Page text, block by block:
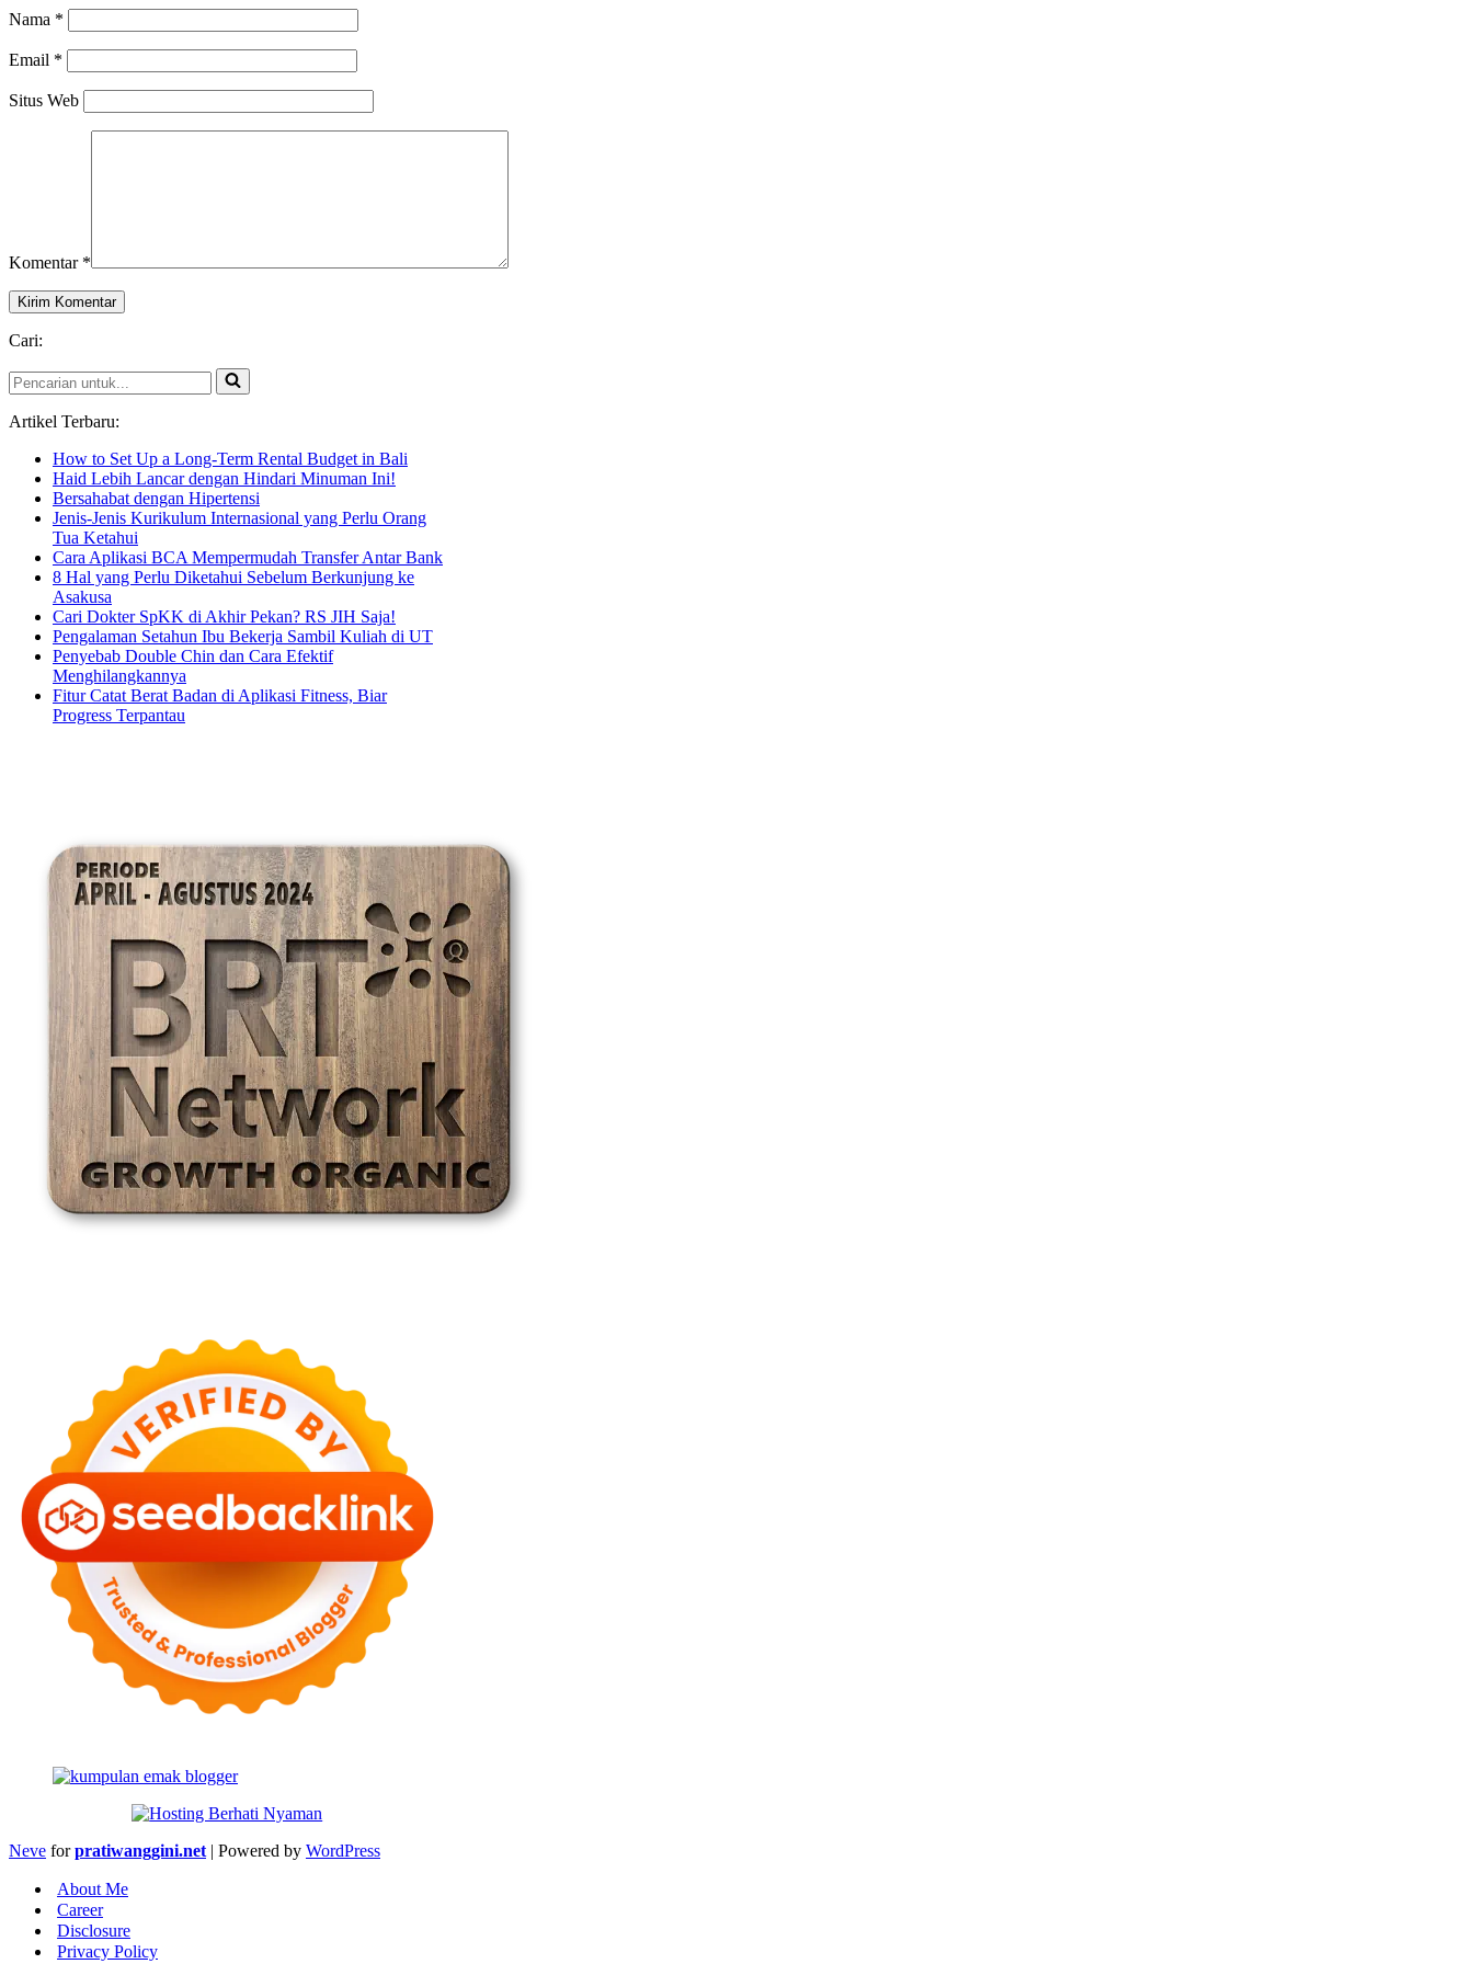
Nama *
Email *
Situs Web
Komentar *
Cari:
Pencarian
untuk...
Artikel Terbaru:
How to Set Up a Long-Term Rental Budget in Bali
Haid Lebih Lancar dengan Hindari Minuman Ini!
Bersahabat dengan Hipertensi
Jenis-Jenis Kurikulum Internasional yang Perlu Orang
Tua Ketahui
Cara Aplikasi BCA Mempermudah Transfer Antar Bank
8 Hal yang Perlu Diketahui Sebelum Berkunjung ke
Asakusa
Cari Dokter SpKK di Akhir Pekan? RS JIH Saja!
Pengalaman Setahun Ibu Bekerja Sambil Kuliah di UT
Penyebab Double Chin dan Cara Efektif
Menghilangkannya
Fitur Catat Berat Badan di Aplikasi Fitness, Biar
Progress Terpantau
Neve forpratiwanggini.net | Powered by WordPress
About Me
Career
Disclosure
Privacy Policy